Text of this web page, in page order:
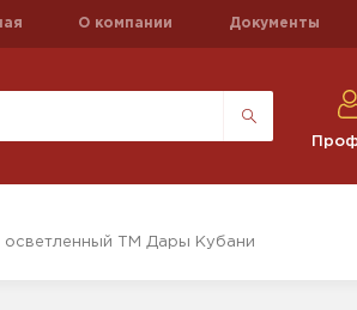
О компании Документы
ТМ Дары Кубани